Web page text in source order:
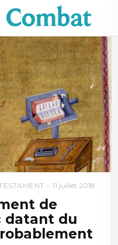
11 juillet 2018
de
datant du